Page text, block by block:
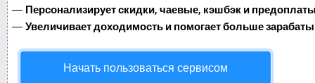
— Персонализирует скидки, чаевые, кэшбэк и
— Увеличивает доходимость и помогает больше
Начать пользоваться сервисом